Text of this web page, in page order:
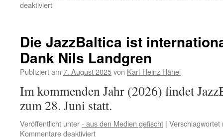
deaktiviertfür
der
norwegischen
Stadt
der
Die JazzBaltica ist
Dank Nils Landgren
Publiziert am 7. August 2025von Karl-Heinz Hänel
Im kommenden Jahr (2026) findet
zum 28. Juni statt.
Veröffentlicht unter- aus den Medien gefischt | Verschlagwortet
Kommentare deaktiviertfür